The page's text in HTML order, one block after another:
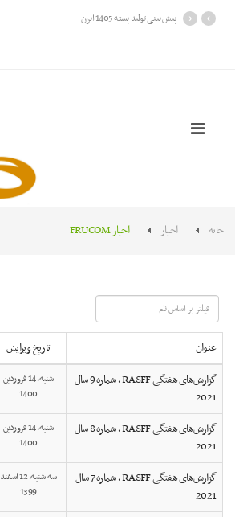
پیش بینی تولید پسته 1405 ایران ›
‹
خانه اخبار اخبار FRUCOM
فیلتر
بر
اساس
نام
عنوان
تاریخ ویرایش
گزارش‌های هفتگی RASFF ، شماره 9 سال
2021
شنبه, 14 فروردين
1400
گزارش‌های هفتگی RASFF ، شماره 8 سال
2021
شنبه, 14 فروردين
1400
گزارش‌های هفتگی RASFF ، شماره 7 سال
2021
سه شنبه, 12 اسفند
1399